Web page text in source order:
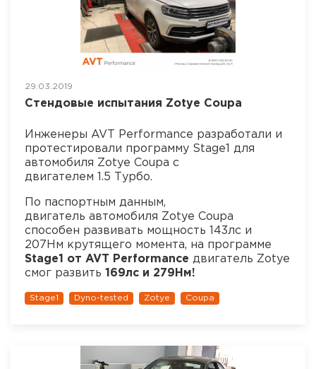
29.03.2019
Стендовые испытания Zotye Coupa
Инженеры AVT Performance разработали и
протестировали программу Stage1 для
автомобиля Zotye Coupa с
двигателем 1.5 Турбо.
По паспортным данным,
двигатель автомобиля Zotye Coupa
способен развивать мощность 143лс и
207Нм крутящего момента, на программе
Stage1 от AVT Performance двигатель Zotye
смог развить 169лс и 279Нм!
Stage1 Dyno-tested Zotye Coupa